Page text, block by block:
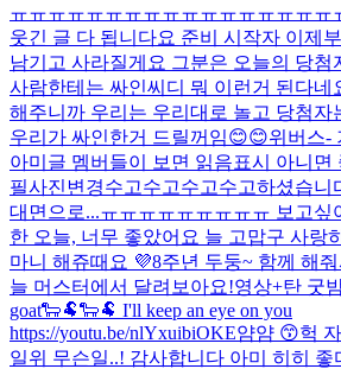
ㅠㅠㅠㅠㅠㅠㅠㅠㅠㅠㅠㅠㅠㅠㅠㅠㅠ
웃긴 글 다 됩니다요 준비 시작자 이제
남기고 사라질게요 그분은 오늘의 당첨
사람한테는 싸인씨디 뭐 이런거 된다네
해주니까 우리는 우리대로 놀고 당첨자
우리가 싸인한거 드릴꺼임😊😊위버스-
아미글 멤버들이 보면 읽음표시 아니면
필사진변경수고수고수고수고하셨습니
대면으로...ㅠㅠㅠㅠㅠㅠㅠㅠㅠ 보고싶
한 오늘, 너무 좋았어요 늘 고맙구 사랑
마니 해쥬때요 💜8주년 두둥~ 함께 해
늘 머스터에서 달려보아요!영상+탄 굿
goat🐑🐏🐑🐏 I'll keep an eye on you
https://youtu.be/nlYxuibiOKE얌얌 😙헉
일위 무슨일..! 감사합니다 아미 히히 좋